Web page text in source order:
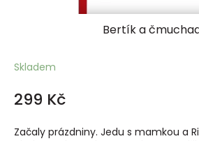
Bertík a
Skladem
299 Kč
Začaly prázdniny. Jedu s mamkou a